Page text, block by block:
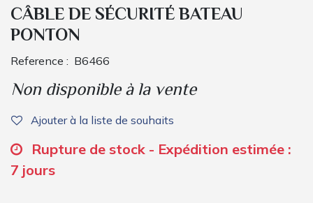
CÂBLE DE SÉCURITÉ BATEAU
PONTON
Reference : B6466
Non disponible à la vente
Ajouter à la liste de souhaits
Rupture de stock - Expédition estimée :
7 jours